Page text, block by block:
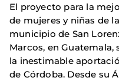
El proyecto para la
de mujeres y niñas de
municipio de San
Marcos, en Guatemala,
la inestimable
de Córdoba. Desde su